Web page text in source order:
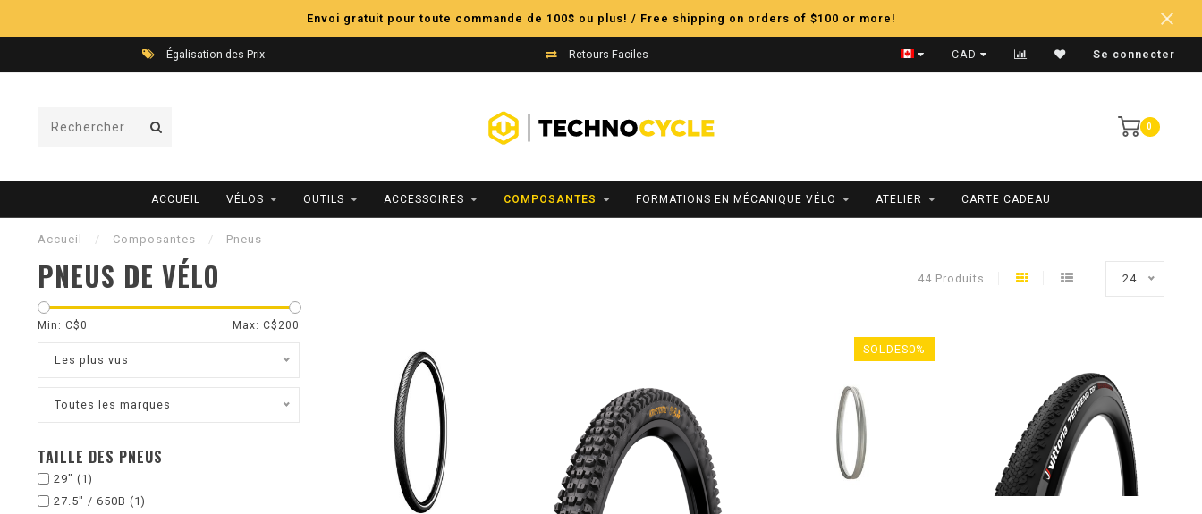
Envoi gratuit pour toute commande de 100$ ou plus! / Free shipping on orders of $100 or more!
Égalisation des Prix Retours Faciles Expédition Rapide
CAD Se connecter
0
ACCUEIL VÉLOS OUTILS ACCESSOIRES COMPOSANTES FORMATIONS EN MÉCANIQUE VÉLO ATELIER CARTE CADEAU
Accueil / Composantes / Pneus
PNEUS DE VÉLO 44 Produits 24
Min: C$0 Max: C$ 200
Les plus vus
Toutes les marques
TAILLE DES PNEUS
29" (1)
27.5" / 650B (1)
SOLDES0%